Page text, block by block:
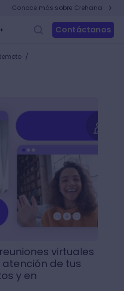
Conoce más sobre Crehana
Contáctanos
/
virtuales
de tus
y en